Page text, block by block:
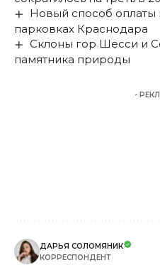
Новый способ оплаты
парковках Краснодара
Склоны гор Шесси и
памятника природы
-
ДАРЬЯ СОЛОМЯНИК
КОРРЕСПОНДЕНТ